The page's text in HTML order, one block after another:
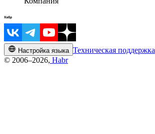
Настройка языка Техническая поддержка
© 2006–2026, Habr